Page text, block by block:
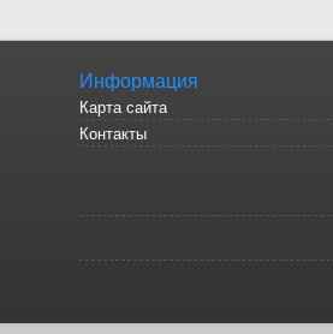
Информация
Карта сайта
Контакты